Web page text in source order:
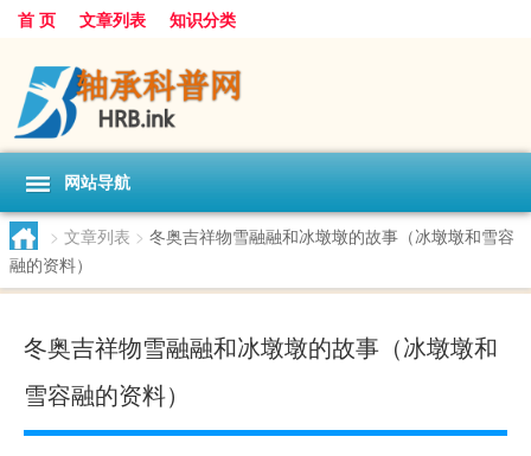
首 页 文章列表 知识分类
网站导航
> 文章列表 > 冬奥吉祥物雪融融和冰墩墩的故事（冰墩墩和雪容
融的资料）
冬奥吉祥物雪融融和冰墩墩的故事（冰墩墩和
雪容融的资料）